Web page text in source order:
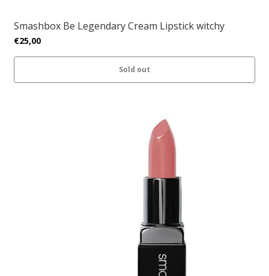
Smashbox Be Legendary Cream Lipstick witchy
€25,00
Sold out